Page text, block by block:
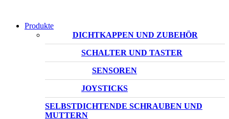
Produkte
DICHTKAPPEN UND ZUBEHÖR
SCHALTER UND TASTER
SENSOREN
JOYSTICKS
SELBSTDICHTENDE SCHRAUBEN UND
MUTTERN